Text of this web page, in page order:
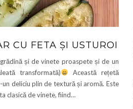
CU FETA ȘI USTUROI
și de vinete proaspete și de un
transformată)
Această rețetă
deliciu plin de textură și aromă. Este
clasică de vinete, fiind…